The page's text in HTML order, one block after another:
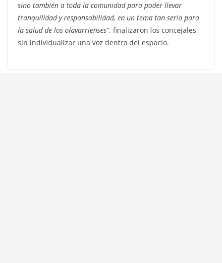
sino también a toda la comunidad para poder llevar
tranquilidad y responsabilidad, en un tema tan serio para
la salud de los olavarrienses”, finalizaron los concejales,
sin individualizar una voz dentro del espacio.